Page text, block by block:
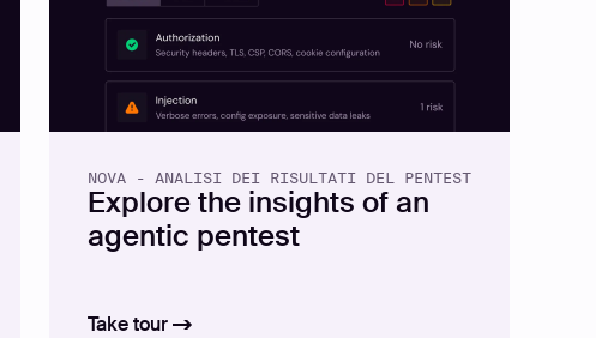
NOVA - ANALISI DEI RISULTATI DEL PENTEST
Explore the insights of an
agentic pentest
Take tour